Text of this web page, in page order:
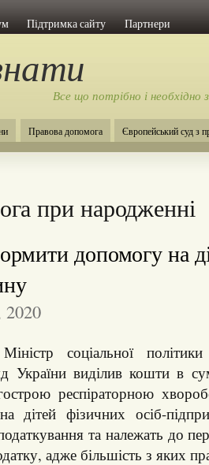
Підтримка сайту Партнери
Все що потрібно і
Правова допомога Європейський суд з
при народженні
допомогу на
2020
соціальної
України виділив кошти в
респіраторною
дітей фізичних осіб-
та належать до
адже більшість з яких